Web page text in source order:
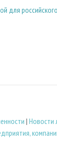
для
| Новости